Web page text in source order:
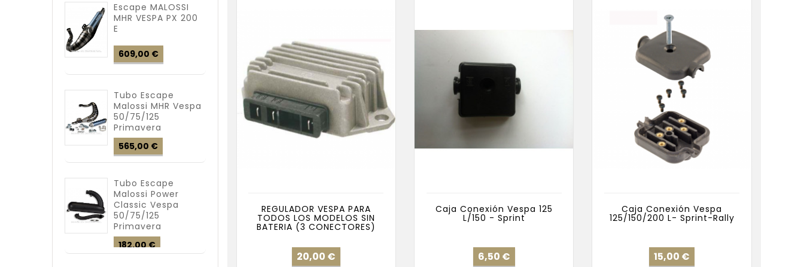
Escape MALOSSI
MHR VESPA PX 200
E
609,00 €
Tubo Escape
Malossi MHR Vespa
50/75/125
Primavera
565,00 €
Tubo Escape
Malossi Power
Classic Vespa
50/75/125
Primavera
182,00 €
REGULADOR VESPA PARA
TODOS LOS MODELOS SIN
BATERIA (3 CONECTORES)
20,00 €
Caja Conexión Vespa 125
L/150 - Sprint
6,50 €
Caja Conexión Vespa
125/150/200 L- Sprint-Rally
15,00 €